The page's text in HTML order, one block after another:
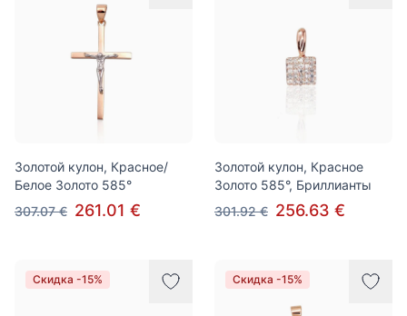
Золотой кулон, Красное/
Белое Золото 585°
307.07 € 261.01 €
Золотой кулон, Красное
Золото 585°, Бриллианты
301.92 € 256.63 €
Скидка -15% Скидка -15%